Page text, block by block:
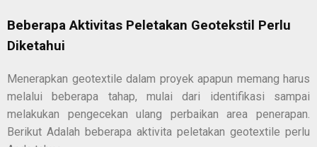
Beberapa Aktivitas Peletakan Geotekstil Perlu
Diketahui
Menerapkan geotextile dalam proyek apapun memang harus
melalui beberapa tahap, mulai dari identifikasi sampai
melakukan pengecekan ulang perbaikan area penerapan.
Berikut Adalah beberapa aktivita peletakan geotextile perlu